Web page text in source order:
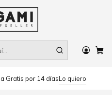
Gratis por 14 díasLo quiero